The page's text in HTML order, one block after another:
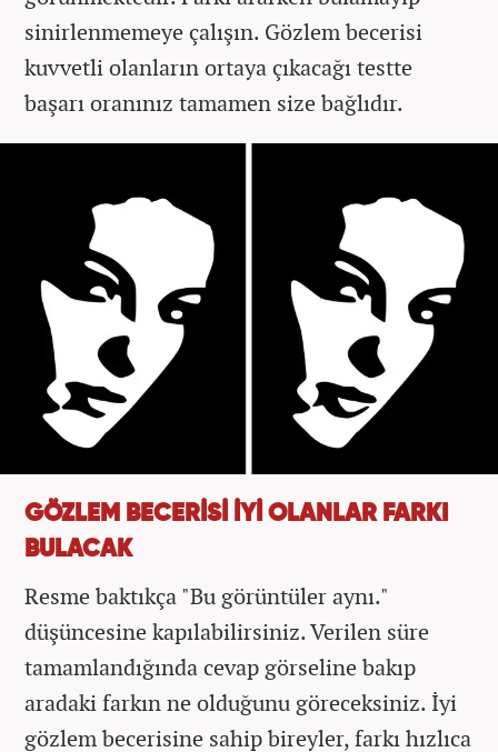
sinirlenmemeye çalışın. Gözlem becerisi
kuvvetli olanların ortaya çıkacağı testte
başarı oranınız tamamen size bağlıdır.
GÖZLEM BECERİSİ İYİ OLANLAR FARKI
BULACAK
Resme baktıkça "Bu görüntüler aynı."
düşüncesine kapılabilirsiniz. Verilen süre
tamamlandığında cevap görseline bakıp
aradaki farkın ne olduğunu göreceksiniz. İyi
gözlem becerisine sahip bireyler, farkı hızlıca